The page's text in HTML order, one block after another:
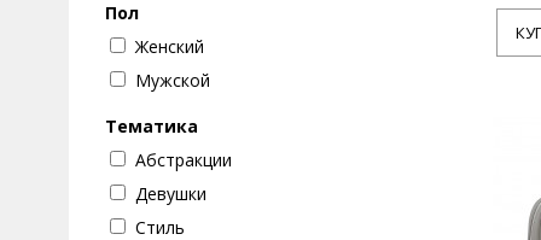
Пол
Женский
Мужской
Тематика
Абстракции
Девушки
Стиль